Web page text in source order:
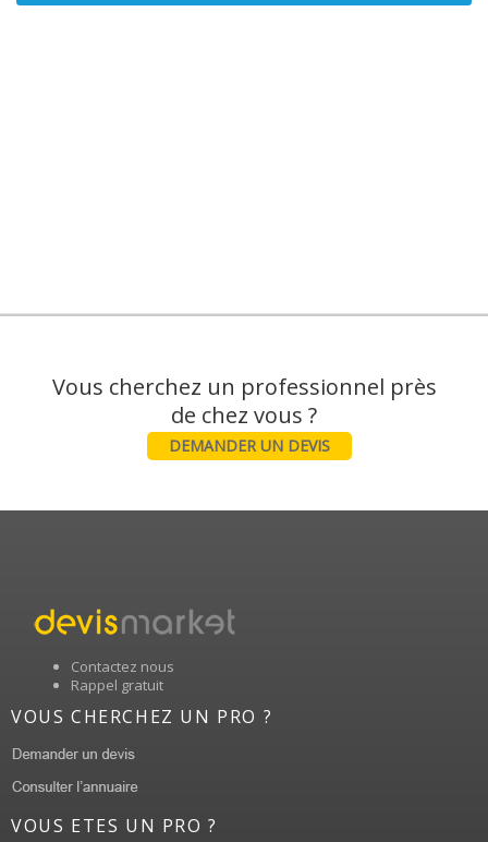
Vous cherchez un professionnel près
DEMANDER UN DEVIS
Contactez nous
Rappel gratuit
VOUS CHERCHEZ UN PRO ?
VOUS ETES UN PRO ?